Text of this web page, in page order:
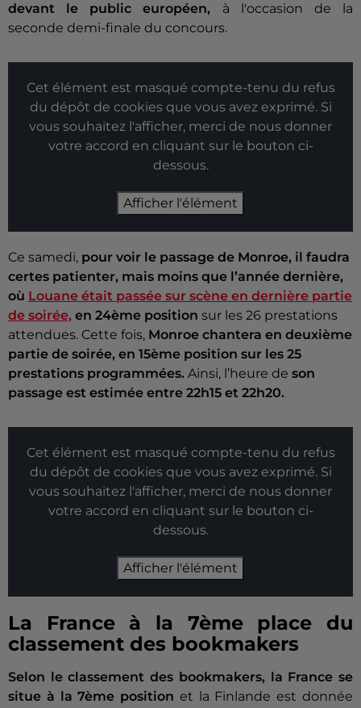
devant le public européen, à l'occasion de la
seconde demi-finale du concours.
Cet élément est masqué compte-tenu du refus
du dépôt de cookies que vous avez exprimé. Si
vous souhaitez l'afficher, merci de nous donner
votre accord en cliquant sur le bouton ci-
dessous.
Afficher l'élément
Ce samedi, pour voir le passage de Monroe, il faudra
certes patienter, mais moins que l’année dernière,
où Louane était passée sur scène en dernière partie
de soirée, en 24ème position sur les 26 prestations
attendues. Cette fois, Monroe chantera en deuxième
partie de soirée, en 15ème position sur les 25
prestations programmées. Ainsi, l’heure de son
passage est estimée entre 22h15 et 22h20.
Cet élément est masqué compte-tenu du refus
du dépôt de cookies que vous avez exprimé. Si
vous souhaitez l'afficher, merci de nous donner
votre accord en cliquant sur le bouton ci-
dessous.
Afficher l'élément
La France à la 7ème place du
classement des bookmakers
Selon le classement des bookmakers, la France se
situe à la 7ème position et la Finlande est donnée